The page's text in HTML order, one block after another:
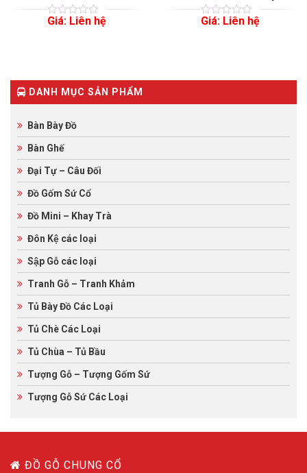
0
5
0
ratings
Giá: Liên hệ
0
5
0
ratings
Giá: Liên hệ
DANH MỤC SẢN PHẨM
Bàn Bày Đồ
Bàn Ghế
Đại Tự – Câu Đối
Đồ Gốm Sứ Cổ
Đồ Mini – Khay Trà
Đôn Kệ các loại
Sập Gỗ các loại
Tranh Gỗ – Tranh Khảm
Tủ Bày Đồ Các Loại
Tủ Chè Các Loại
Tủ Chùa – Tủ Bầu
Tượng Gỗ – Tượng Gốm Sứ
Tượng Gỗ Sứ Các Loại
ĐỒ GỖ CHUNG CỔ